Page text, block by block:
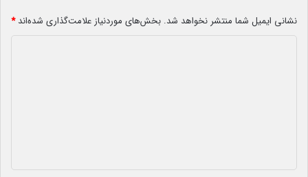
نشانی ایمیل شما منتشر نخواهد شد. بخش‌های موردنیاز علامت‌گذاری شده‌اند*
*